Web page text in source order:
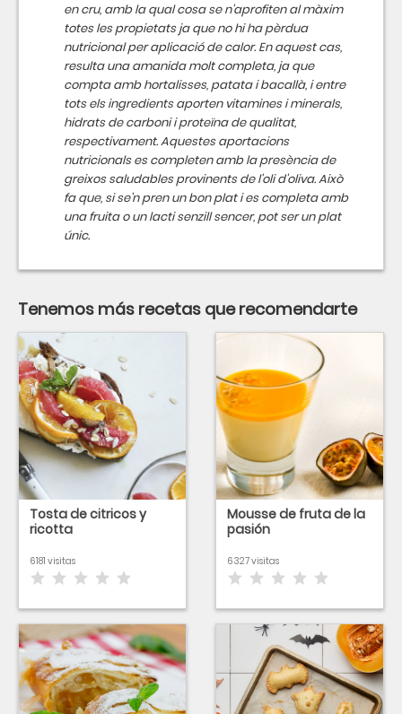
en cru, amb la qual cosa se n'aprofiten al màxim
totes les propietats ja que no hi ha pèrdua
nutricional per aplicació de calor. En aquest cas,
resulta una amanida molt completa, ja que
compta amb hortalisses, patata i bacallà, i entre
tots els ingredients aporten vitamines i minerals,
hidrats de carboni i proteïna de qualitat,
respectivament. Aquestes aportacions
nutricionals es completen amb la presència de
greixos saludables provinents de l'oli d'oliva. Això
fa que, si se'n pren un bon plat i es completa amb
una fruita o un lacti senzill sencer, pot ser un plat
únic.
Tenemos más recetas que recomendarte
Tosta de citricos y
ricotta
6181 visitas
Mousse de fruta de la
pasión
6327 visitas